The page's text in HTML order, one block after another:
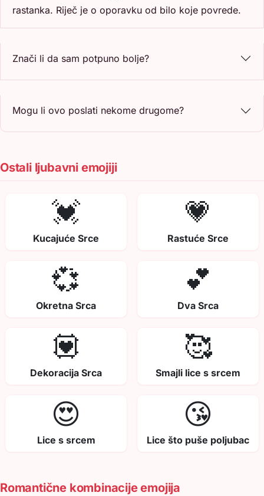
rastanka. Riječ je o oporavku od bilo koje povrede.
Znači li da sam potpuno bolje?
Mogu li ovo poslati nekome drugome?
Ostali ljubavni emojiji
💓
Kucajuće Srce
💗
Rastuće Srce
💞
Okretna Srca
💕
Dva Srca
💟
Dekoracija Srca
🥰
Smajli lice s srcem
😍
Lice s srcem
😘
Lice što puše poljubac
Romantične kombinacije emojija